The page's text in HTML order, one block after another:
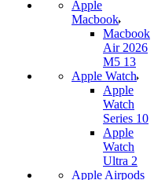
Apple
Macbook
Macbook
Air 2026
M5 13
Apple Watch
Apple
Watch
Series 10
Apple
Watch
Ultra 2
Apple Airpods